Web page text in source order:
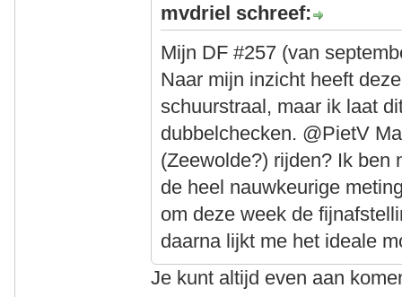
mvdriel schreef:
Mijn DF #257 (van
Naar mijn inzicht heeft
schuurstraal, maar ik laat
dubbelchecken. @PietV
(Zeewolde?) rijden? Ik ben
de heel nauwkeurige
om deze week de
daarna lijkt me het ideale
Je kunt altijd even aan